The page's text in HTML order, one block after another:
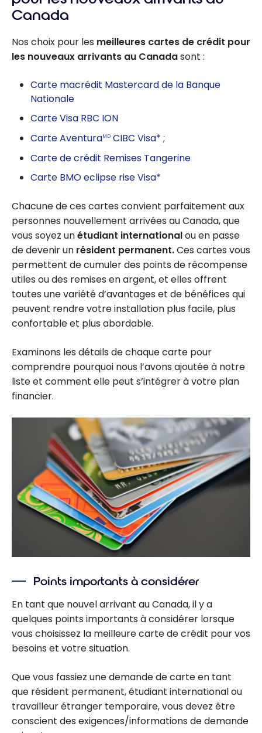
Canada
Nos choix pour les meilleures cartes de crédit pour
les nouveaux arrivants au Canadasont :
Carte macrédit Mastercard de la Banque
Nationale
Carte Visa RBC ION
Carte AventuraMD CIBC Visa* ;
Carte de crédit Remises Tangerine
Carte BMO eclipse rise Visa*
Chacune de ces cartes convient parfaitement aux
personnes nouvellement arrivées au Canada, que
vous soyez unétudiant internationalou en passe
de devenir un résident permanent.Ces cartes vous
permettent de cumuler des points de récompense
utiles ou des remises en argent, et elles offrent
toutes une variété d’avantages et de bénéfices qui
peuvent rendre votre installation plus facile, plus
confortable et plus abordable.
Examinons les détails de chaque carte pour
comprendre pourquoi nous l’avons ajoutée à notre
liste et comment elle peut s’intégrer à votre plan
financier.
Points importants à considérer
En tant que nouvel arrivant au Canada, il y a
quelques points importants à considérer lorsque
vous choisissez la meilleure carte de crédit pour vos
besoins et votre situation.
Que vous fassiez une demande de carte en tant
que résident permanent, étudiant international ou
travailleur étranger temporaire, vous devez être
conscient des exigences/informations de demande